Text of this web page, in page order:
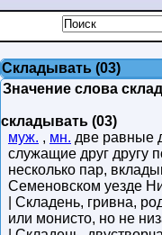
Складывать (03)
Значение слова
складывать (03)
муж. , мн. две равные
служащие друг другу
несколько пар,
Семеновском уезде
| Складень, гривна,
или монисто, но не